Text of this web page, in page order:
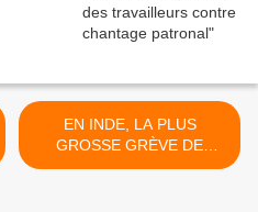
EN INDE, LA PLUS
GROSSE GRÈVE DE
L’HISTOIRE MONDIALE >